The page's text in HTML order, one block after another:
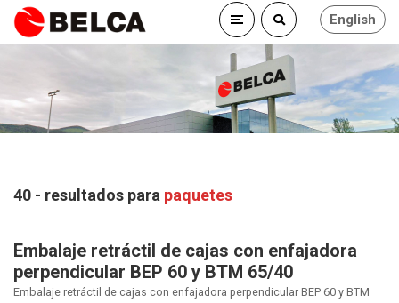
English
40 - resultados para paquetes
Embalaje retráctil de cajas con enfajadora
perpendicular BEP 60 y BTM 65/40
Embalaje retráctil de cajas con enfajadora perpendicular BEP 60 y BTM